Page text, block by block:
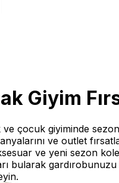
Giyim
ve çocuk giyiminde
ve outlet
ve yeni sezon
bularak